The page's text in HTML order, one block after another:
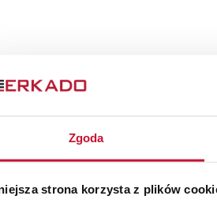
Zgoda
strona korzysta z plików